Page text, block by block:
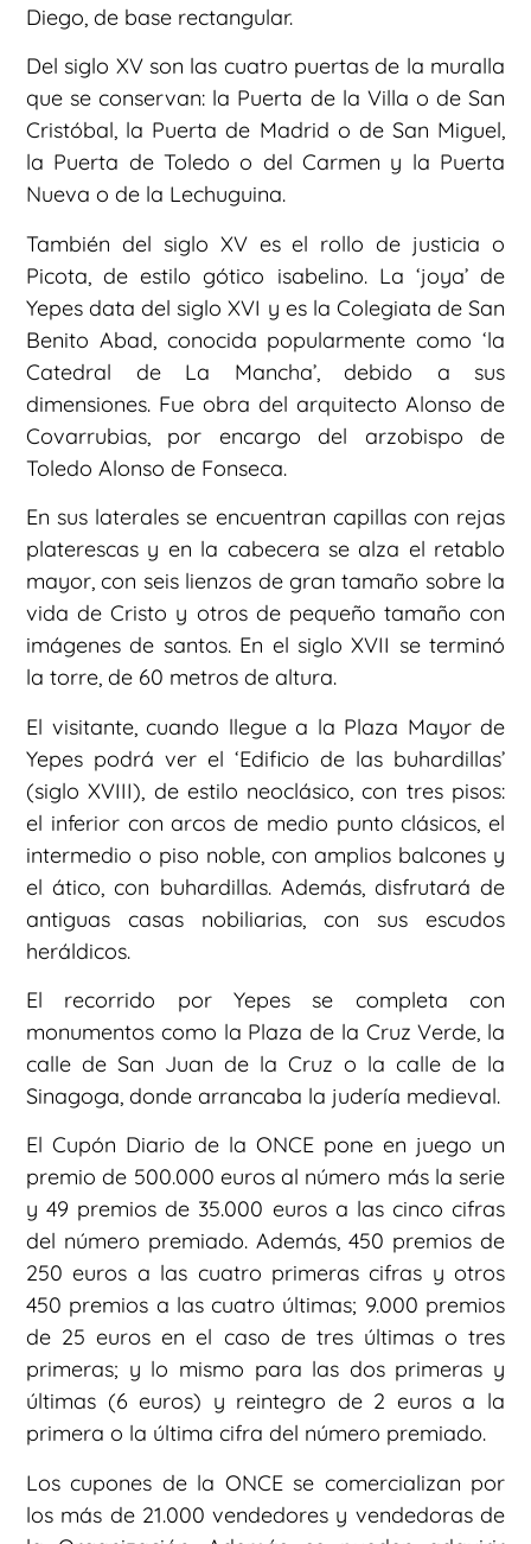
Diego, de base rectangular.
Del siglo XV son las cuatro puertas de la muralla
que se conservan: la Puerta de la Villa o de San
Cristóbal, la Puerta de Madrid o de San Miguel,
la Puerta de Toledo o del Carmen y la Puerta
Nueva o de la Lechuguina.
También del siglo XV es el rollo de justicia o
Picota, de estilo gótico isabelino. La ‘joya’ de
Yepes data del siglo XVI y es la Colegiata de San
Benito Abad, conocida popularmente como ‘la
Catedral de La Mancha’, debido a sus
dimensiones. Fue obra del arquitecto Alonso de
Covarrubias, por encargo del arzobispo de
Toledo Alonso de Fonseca.
En sus laterales se encuentran capillas con rejas
platerescas y en la cabecera se alza el retablo
mayor, con seis lienzos de gran tamaño sobre la
vida de Cristo y otros de pequeño tamaño con
imágenes de santos. En el siglo XVII se terminó
la torre, de 60 metros de altura.
El visitante, cuando llegue a la Plaza Mayor de
Yepes podrá ver el ‘Edificio de las buhardillas’
(siglo XVIII), de estilo neoclásico, con tres pisos:
el inferior con arcos de medio punto clásicos, el
intermedio o piso noble, con amplios balcones y
el ático, con buhardillas. Además, disfrutará de
antiguas casas nobiliarias, con sus escudos
heráldicos.
El recorrido por Yepes se completa con
monumentos como la Plaza de la Cruz Verde, la
calle de San Juan de la Cruz o la calle de la
Sinagoga, donde arrancaba la judería medieval.
El Cupón Diario de la ONCE pone en juego un
premio de 500.000 euros al número más la serie
y 49 premios de 35.000 euros a las cinco cifras
del número premiado. Además, 450 premios de
250 euros a las cuatro primeras cifras y otros
450 premios a las cuatro últimas; 9.000 premios
de 25 euros en el caso de tres últimas o tres
primeras; y lo mismo para las dos primeras y
últimas (6 euros) y reintegro de 2 euros a la
primera o la última cifra del número premiado.
Los cupones de la ONCE se comercializan por
los más de 21.000 vendedores y vendedoras de